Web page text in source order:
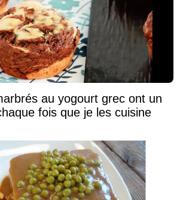
au yogourt grec ont un
fois que je les cuisine